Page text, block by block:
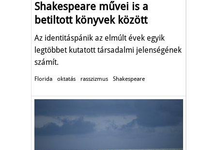
Shakespeare művei is a
betiltott könyvek között
Az identitáspánik az elmúlt évek egyik
legtöbbet kutatott társadalmi jelenségének
számít.
Florida oktatás rasszizmus Shakespeare